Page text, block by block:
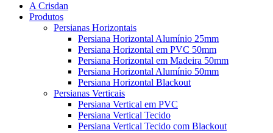
A Crisdan
Produtos
Persianas Horizontais
Persiana Horizontal Alumínio 25mm
Persiana Horizontal em PVC 50mm
Persiana Horizontal em Madeira 50mm
Persiana Horizontal Alumínio 50mm
Persiana Horizontal Blackout
Persianas Verticais
Persiana Vertical em PVC
Persiana Vertical Tecido
Persiana Vertical Tecido com Blackout